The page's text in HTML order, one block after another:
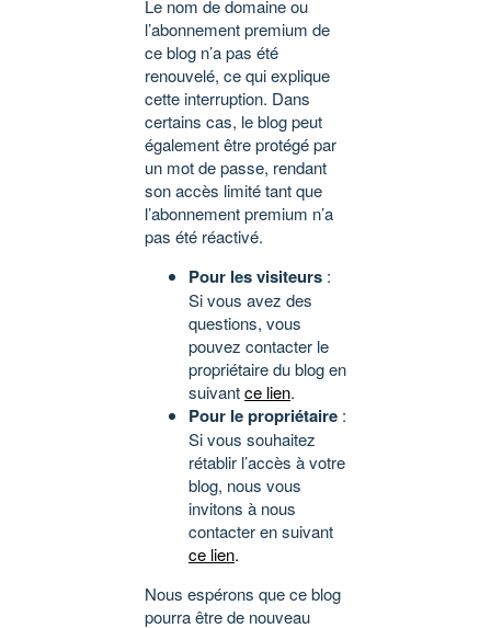
Le nom de domaine ou
l’abonnement premium de
ce blog n’a pas été
renouvelé, ce qui explique
cette interruption. Dans
certains cas, le blog peut
également être protégé par
un mot de passe, rendant
son accès limité tant que
l’abonnement premium n’a
pas été réactivé.
Pour les visiteurs :
Si vous avez des
questions, vous
pouvez contacter le
propriétaire du blog en
suivantce lien.
Pour le propriétaire :
Si vous souhaitez
rétablir l’accès à votre
blog, nous vous
invitons à nous
contacter en suivant
ce lien.
Nous espérons que ce blog
pourra être de nouveau